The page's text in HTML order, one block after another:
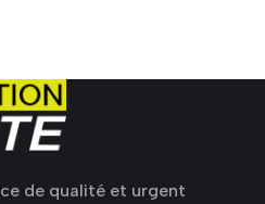
de qualité et urgent